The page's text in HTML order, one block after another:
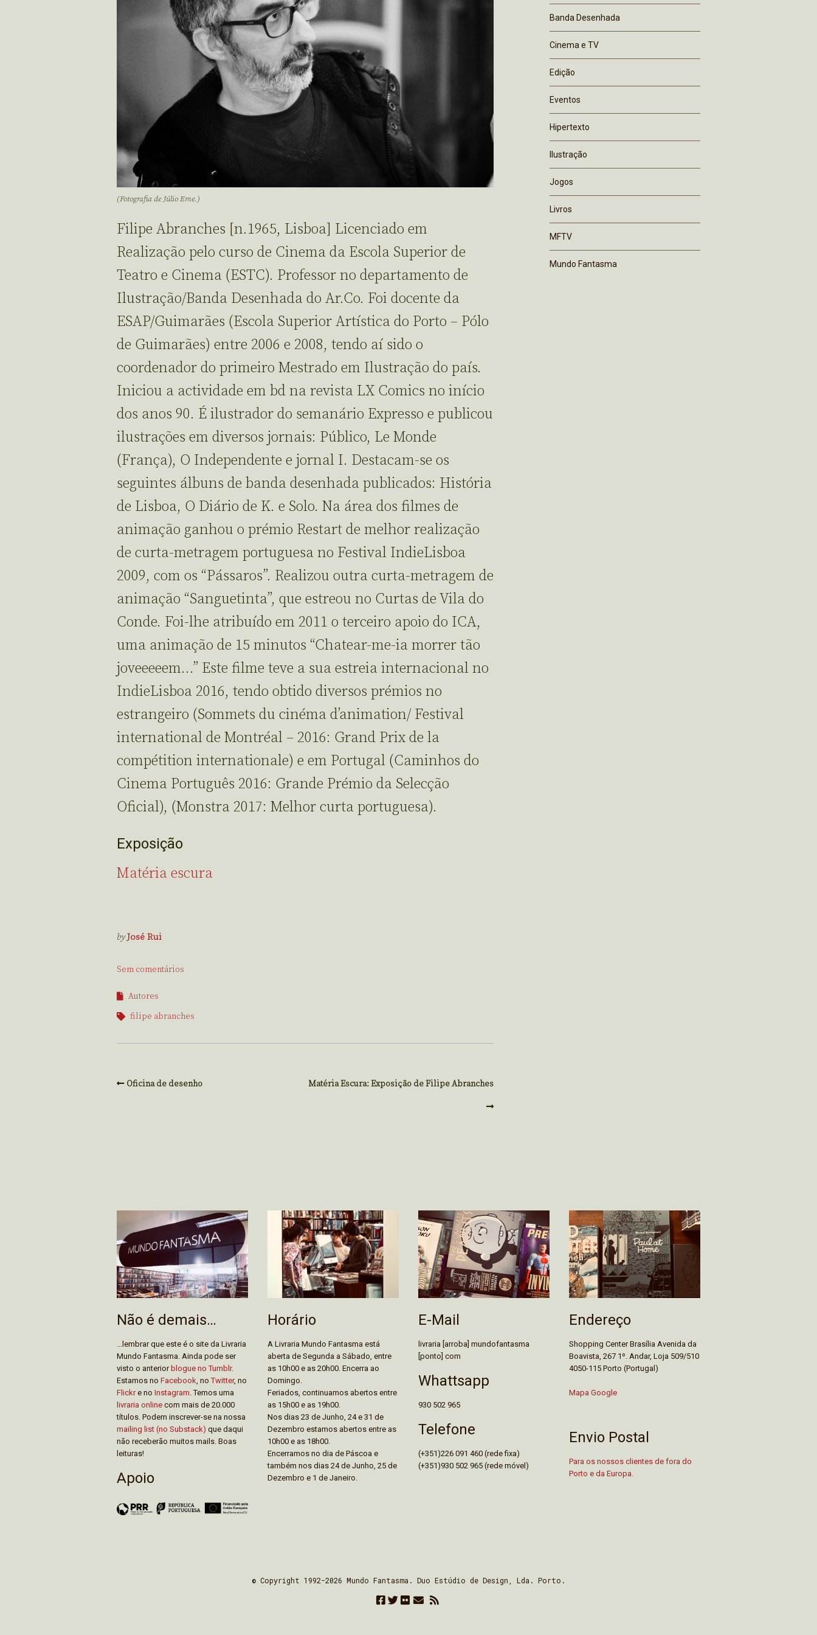
(Fotografia de Júlio Eme.)
Filipe Abranches [n.1965, Lisboa] Licenciado em
Realização pelo curso de Cinema da Escola Superior de
Teatro e Cinema (ESTC). Professor no departamento de
Ilustração/Banda Desenhada do Ar.Co. Foi docente da
ESAP/Guimarães (Escola Superior Artística do Porto – Pólo
de Guimarães) entre 2006 e 2008, tendo aí sido o
coordenador do primeiro Mestrado em Ilustração do país.
Iniciou a actividade em bd na revista LX Comics no início
dos anos 90. É ilustrador do semanário Expresso e publicou
ilustrações em diversos jornais: Público, Le Monde
(França), O Independente e jornal I. Destacam-se os
seguintes álbuns de banda desenhada publicados: História
de Lisboa, O Diário de K. e Solo. Na área dos filmes de
animação ganhou o prémio Restart de melhor realização
de curta-metragem portuguesa no Festival IndieLisboa
2009, com os “Pássaros”. Realizou outra curta-metragem de
animação “Sanguetinta”, que estreou no Curtas de Vila do
Conde. Foi-lhe atribuído em 2011 o terceiro apoio do ICA,
uma animação de 15 minutos “Chatear-me-ia morrer tão
joveeeeem…” Este filme teve a sua estreia internacional no
IndieLisboa 2016, tendo obtido diversos prémios no
estrangeiro (Sommets du cinéma d’animation/ Festival
international de Montréal – 2016: Grand Prix de la
compétition internationale) e em Portugal (Caminhos do
Cinema Português 2016: Grande Prémio da Selecção
Oficial), (Monstra 2017: Melhor curta portuguesa).
Exposição
Matéria escura
byJosé Rui
Sem comentários
Autores
filipe abranches
Oficina de desenho Matéria Escura: Exposição de Filipe Abranches
Banda Desenhada
Cinema e TV
Edição
Eventos
Hipertexto
Ilustração
Jogos
Livros
MFTV
Mundo Fantasma
Não é demais…
...lembrar que este é o site da Livraria
Mundo Fantasma. Ainda pode ser
visto o anterior blogue no Tumblr.
Estamos no Facebook , noTwitter, no
Flickre no Instagram . Temos uma
livraria online com mais de 20.000
títulos. Podem inscrever-se na nossa
mailing list (no Substack) que daqui
não receberão muitos mails. Boas
leituras!
Apoio
Horário
A Livraria Mundo Fantasma está
aberta de Segunda a Sábado, entre
as 10h00 e as 20h00. Encerra ao
Domingo.
Feriados, continuamos abertos entre
as 15h00 e as 19h00.
Nos dias 23 de Junho, 24 e 31 de
Dezembro estamos abertos entre as
10h00 e as 18h00.
Encerramos no dia de Páscoa e
também nos dias 24 de Junho, 25 de
Dezembro e 1 de Janeiro.
E-Mail
livraria [arroba] mundofantasma
[ponto] com
Whattsapp
930 502 965
Telefone
(+351)226 091 460 (rede fixa)
(+351)930 502 965 (rede móvel)
Endereço
Shopping Center Brasília Avenida da
Boavista, 267 1º. Andar, Loja 509/510
4050-115 Porto (Portugal)
Mapa Google
Envio Postal
Para os nossos clientes de fora do
Porto e da Europa.
© Copyright 1992-2026 Mundo Fantasma. Duo Estúdio de Design, Lda. Porto.